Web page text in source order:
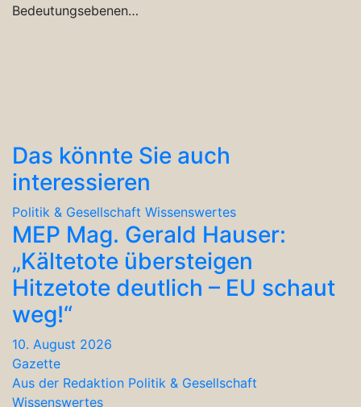
Bedeutungsebenen…
Das könnte Sie auch
interessieren
Politik & Gesellschaft Wissenswertes
MEP Mag. Gerald Hauser:
„Kältetote übersteigen
Hitzetote deutlich – EU schaut
weg!“
10. August 2026
Gazette
Aus der Redaktion Politik & Gesellschaft
Wissenswertes